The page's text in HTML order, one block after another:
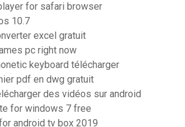
for safari browser
10.7
excel gratuit
pc right now
keyboard télécharger
pdf en dwg gratuit
des vidéos sur android
for windows 7 free
android tv box 2019